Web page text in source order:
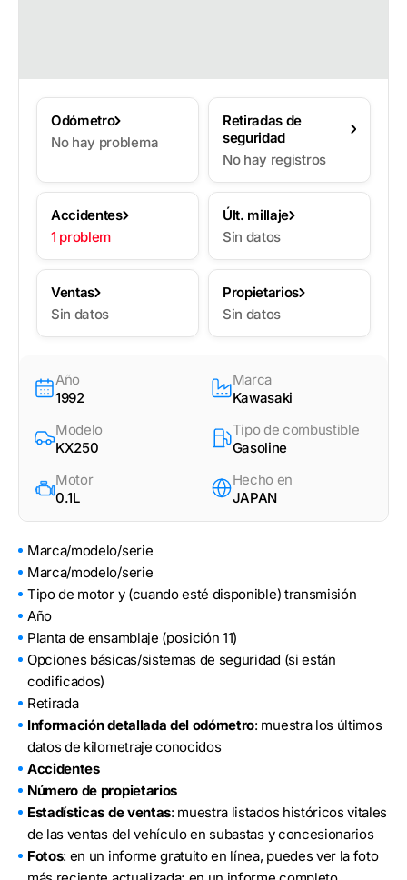
Odómetro
No hay problema
Retiradas de
seguridad
No hay registros
Accidentes
1 problem
Últ. millaje
Sin datos
Ventas
Sin datos
Propietarios
Sin datos
Año
1992
Marca
Kawasaki
Modelo
KX250
Tipo de combustible
Gasoline
Motor
0.1L
Hecho en
JAPAN
Marca/modelo/serie
Marca/modelo/serie
Tipo de motor y (cuando esté disponible) transmisión
Año
Planta de ensamblaje (posición 11)
Opciones básicas/sistemas de seguridad (si están
codificados)
Retirada
Información detallada del odómetro: muestra los últimos
datos de kilometraje conocidos
Accidentes
Número de propietarios
Estadísticas de ventas: muestra listados históricos vitales
de las ventas del vehículo en subastas y concesionarios
Fotos: en un informe gratuito en línea, puedes ver la foto